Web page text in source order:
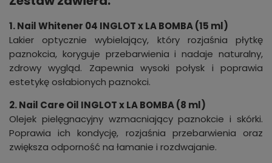
1. Nail Whitener 04 INGLOT x LA BOMBA (15 ml)
Lakier optycznie wybielający, który rozjaśnia płytkę
paznokcia, koryguje przebarwienia i nadaje naturalny,
zdrowy wygląd. Zapewnia wysoki połysk i poprawia
estetykę osłabionych paznokci.
2. Nail Care Oil INGLOT x LA BOMBA (8 ml)
Olejek pielęgnacyjny wzmacniający paznokcie i skórki.
Poprawia ich kondycję, rozjaśnia przebarwienia oraz
zwiększa odporność na łamanie i rozdwajanie.